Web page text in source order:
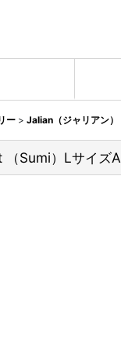
ー > Jalian（ジャリアン）
Sumi）LサイズA